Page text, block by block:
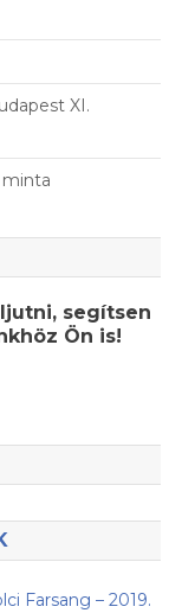
XI.
segítsen
Ön is!
Farsang – 2019.